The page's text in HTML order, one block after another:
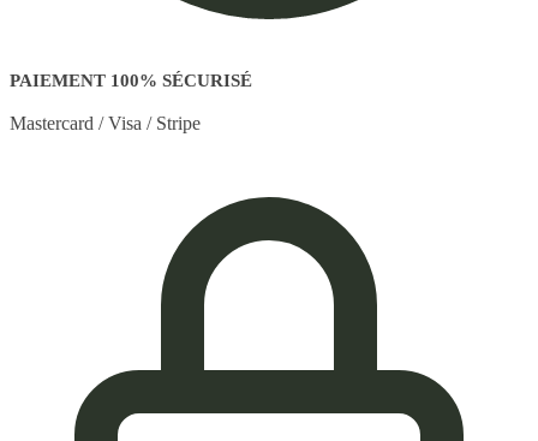
PAIEMENT 100% SÉCURISÉ
Mastercard / Visa / Stripe